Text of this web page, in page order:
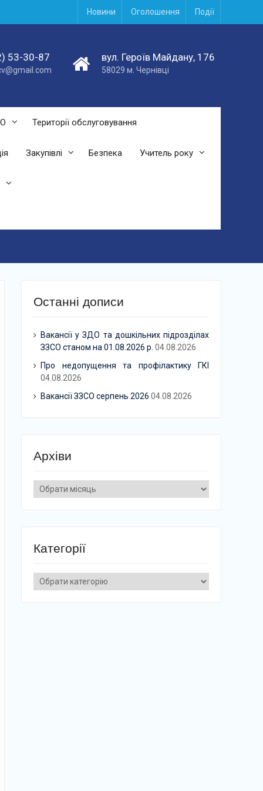
Новини Оголошення Події
53-30-87 вул. Героїв Майдану, 176
58029 м. Чернівці
Території обслуговування
Закупівлі Безпека Учитель року
Останні дописи
Вакансії у ЗДО та дошкільних підрозділах
ЗЗСО станом на 01.08.2026 р. 04.08.2026
Про недопущення та профілактику ГКІ
04.08.2026
Вакансії ЗЗСО серпень 2026 04.08.2026
Архіви
Архіви
Категорії
Категорії